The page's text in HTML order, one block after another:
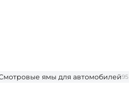
ямы для автомобилей95